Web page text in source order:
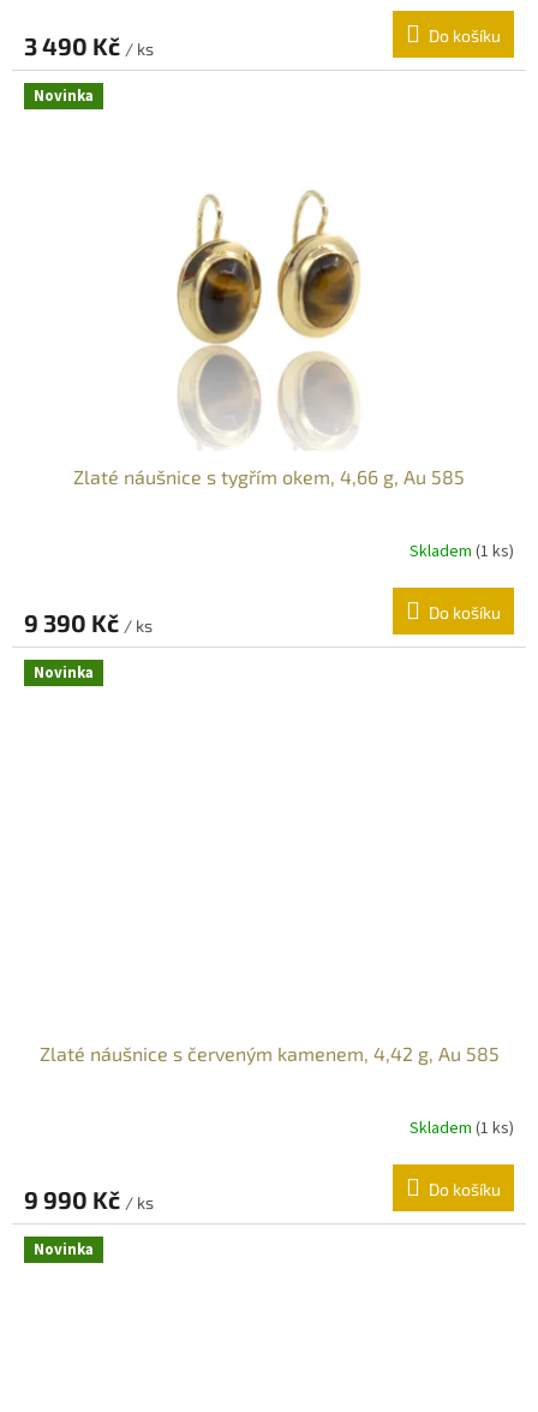
3 490 Kč / ks
Do košíku
Novinka
Zlaté náušnice s tygřím okem, 4,66 g, Au 585
Skladem (1 ks)
9 390 Kč / ks
Do košíku
Novinka
Zlaté náušnice s červeným kamenem, 4,42 g, Au 585
Skladem (1 ks)
9 990 Kč / ks
Do košíku
Novinka